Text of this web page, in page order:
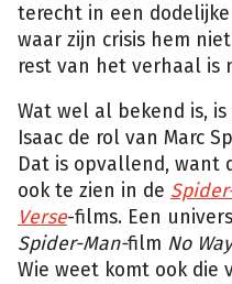
terecht in een
waar zijn crisis hem
rest van het verhaal is
Wat wel al bekend is,
Isaac de rol van Marc
Dat is opvallend, want
ook te zien in de
Verse-films. Een
Spider-Man-film No
Wie weet komt ook die